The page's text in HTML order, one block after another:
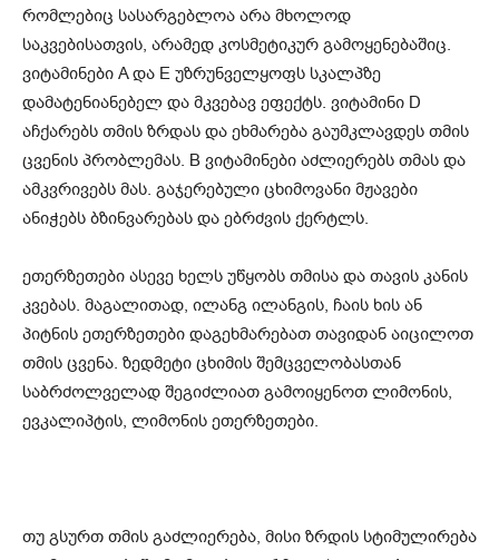
რომლებიც სასარგებლოა არა მხოლოდ
საკვებისათვის, არამედ კოსმეტიკურ გამოყენებაშიც.
ვიტამინები A და E უზრუნველყოფს სკალპზე
დამატენიანებელ და მკვებავ ეფექტს. ვიტამინი D
აჩქარებს თმის ზრდას და ეხმარება გაუმკლავდეს თმის
ცვენის პრობლემას. B ვიტამინები აძლიერებს თმას და
ამკვრივებს მას. გაჯერებული ცხიმოვანი მჟავები
ანიჭებს ბზინვარებას და ებრძვის ქერტლს.
ეთერზეთები ასევე ხელს უწყობს თმისა და თავის კანის
კვებას. მაგალითად, ილანგ ილანგის, ჩაის ხის ან
პიტნის ეთერზეთები დაგეხმარებათ თავიდან აიცილოთ
თმის ცვენა. ზედმეტი ცხიმის შემცველობასთან
საბრძოლველად შეგიძლიათ გამოიყენოთ ლიმონის,
ევკალიპტის, ლიმონის ეთერზეთები.
თუ გსურთ თმის გაძლიერება, მისი ზრდის სტიმულირება